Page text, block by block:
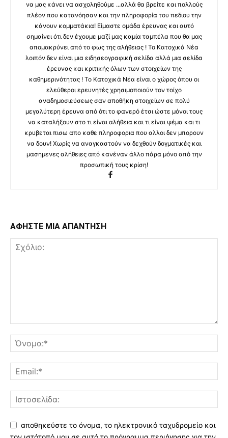
να μας κάνει να ασχοληθούμε ...αλλά θα βρείτε και πολλούς
πλέον που κατανόησαν και την πληροφορία του πεδιου την
κάνουν κομματάκια! Είμαστε ομάδα έρευνας και αυτό
σημαίνει ότι δεν έχουμε μαζί μας καμία ταμπέλα που θα μας
απομακρύνει από το φως της αλήθειας ! Το Κατοχικά Νέα
λοιπόν δεν είναι μια ειδησεογραφική σελίδα αλλά μια σελίδα
έρευνας και κριτικής όλων των στοιχείων της
καθημερινότητας ! Το Κατοχικά Νέα είναι ο χώρος όπου οι
ελεύθεροι ερευνητές χρησιμοποιούν τον τοίχο
αναδημοσιεύσεως σαν αποθήκη στοιχείων σε πολύ
μεγαλύτερη έρευνα από ότι το φανερό έτσι ώστε μόνοι τους
να καταλήξουν στο τι είναι αλήθεια και τι είναι ψέμα και τι
κρυβεται πισω απο καθε πληροφορια που αλλοι δεν μπορουν
να δουν! Χωρίς να αναγκαστούν να δεχθούν δογματικές και
μασημενες αλήθειες από κανέναν άλλο πάρα μόνο από την
προσωπική τους κρίση!
ΑΦΗΣΤΕ ΜΙΑ ΑΠΑΝΤΗΣΗ
αποθηκεύστε το όνομα, το ηλεκτρονικό ταχυδρομείο και